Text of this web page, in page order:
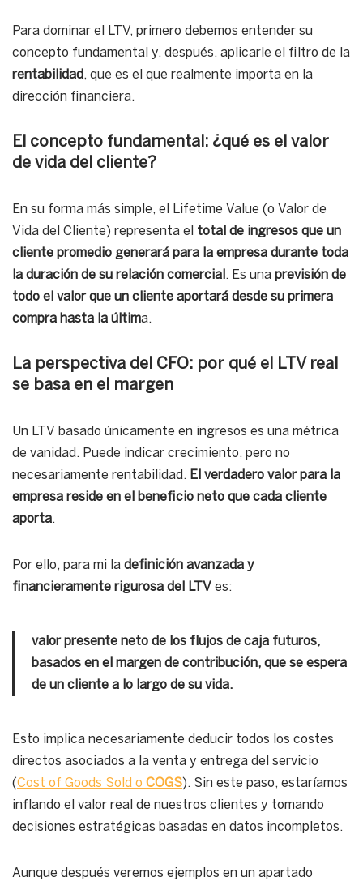
Para dominar el LTV, primero debemos entender su
concepto fundamental y, después, aplicarle el filtro de la
rentabilidad, que es el que realmente importa en la
dirección financiera.
El concepto fundamental: ¿qué es el valor
de vida del cliente?
En su forma más simple, el Lifetime Value (o Valor de
Vida del Cliente) representa el total de ingresos que un
cliente promedio generará para la empresa durante toda
la duración de su relación comercial . Es una previsión de
todo el valor que un cliente aportará desde su primera
compra hasta la última.
La perspectiva del CFO: por qué el LTV real
se basa en el margen
Un LTV basado únicamente en ingresos es una métrica
de vanidad. Puede indicar crecimiento, pero no
necesariamente rentabilidad. El verdadero valor para la
empresa reside en el beneficio neto que cada cliente
aporta.
Por ello, para mi la definición avanzada y
financieramente rigurosa del LTV es:
valor presente neto de los flujos de caja futuros,
basados en el margen de contribución, que se espera
de un cliente a lo largo de su vida.
Esto implica necesariamente deducir todos los costes
directos asociados a la venta y entrega del servicio
(Cost of Goods Sold o COGS). Sin este paso, estaríamos
inflando el valor real de nuestros clientes y tomando
decisiones estratégicas basadas en datos incompletos.
Aunque después veremos ejemplos en un apartado